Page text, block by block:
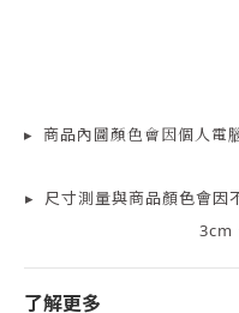
▸ 商品內圖顏色會因個人電
▸ 尺寸測量與商品顏色會因
3cm
了解更多